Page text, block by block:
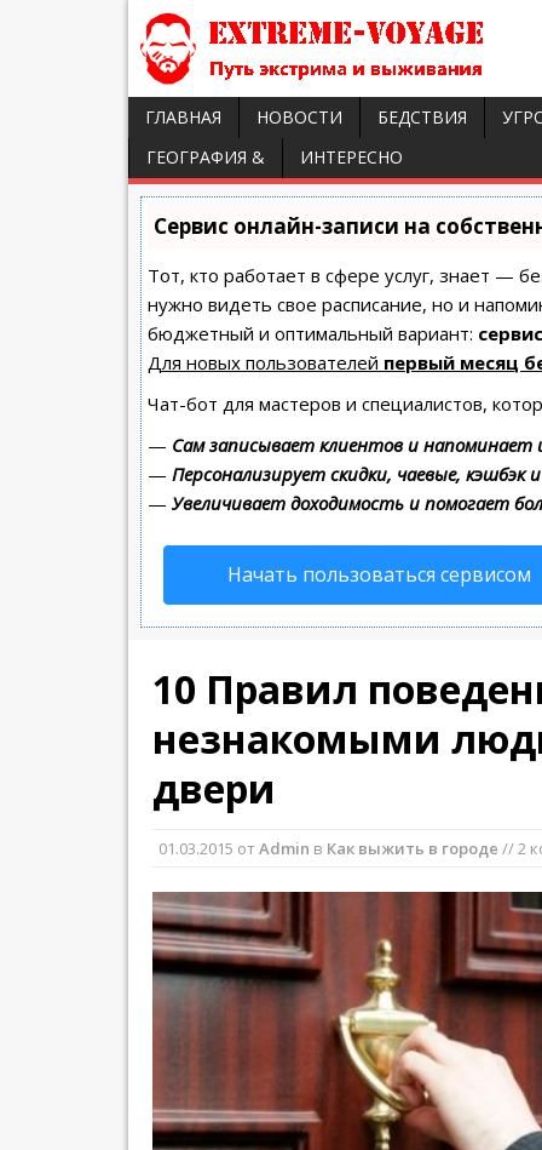
ГЛАВНАЯ НОВОСТИ БЕДСТВИЯ
ГЕОГРАФИЯ &
ИНТЕРЕСНО
Сервис онлайн-записи на
Тот, кто работает в сфере услуг, знает —
нужно видеть свое расписание, но и
бюджетный и оптимальный вариант:
Для новых пользователей первый месяц
Чат-бот для мастеров и специалистов,
— Сам записывает клиентов и напоминает
— Персонализирует скидки, чаевые, кэшбэк
— Увеличивает доходимость и помогает
Начать пользоваться сервисом
10 Правил
незнакомыми
двери
01.03.2015 от Admin в Как выжить в городе // 2